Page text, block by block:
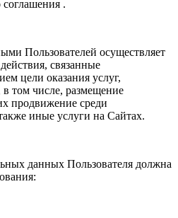
соглашения .
Пользователей осуществляет
связанные
цели оказания услуг,
в том числе, размещение
продвижение среди
иные услуги на Сайтах.
данных Пользователя должна